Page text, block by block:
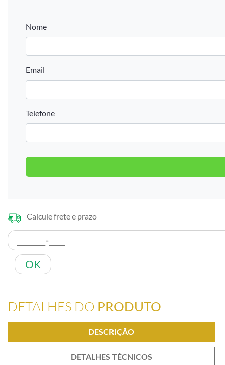
Nome
Email
Telefone
Calcule frete e prazo
OK
DETALHES DO PRODUTO
DESCRIÇÃO
DETALHES TÉCNICOS